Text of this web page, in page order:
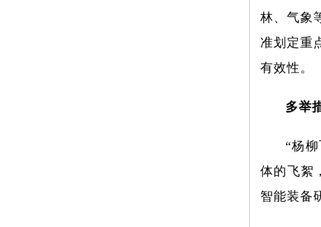
林、气象
准划定重
有效性。
多举
“杨
体的飞絮
智能装备